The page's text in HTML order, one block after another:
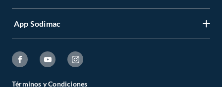
App Sodimac
Términos y Condiciones